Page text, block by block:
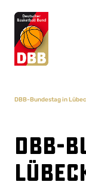
DBB-Bundestag in
DBB-